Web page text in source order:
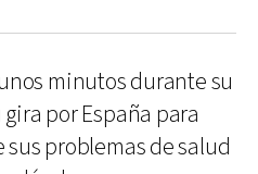
minutos durante su
por España para
problemas de salud